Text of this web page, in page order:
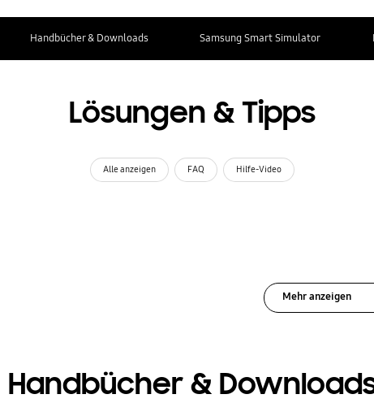
Handbücher & Downloads Samsung Smart Simulator
Lösungen & Tipps
Alle anzeigen FAQ Hilfe-Video
Mehr anzeigen
Handbücher &